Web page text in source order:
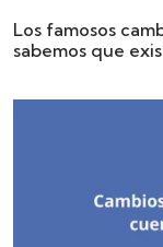
Los famosos
sabemos que